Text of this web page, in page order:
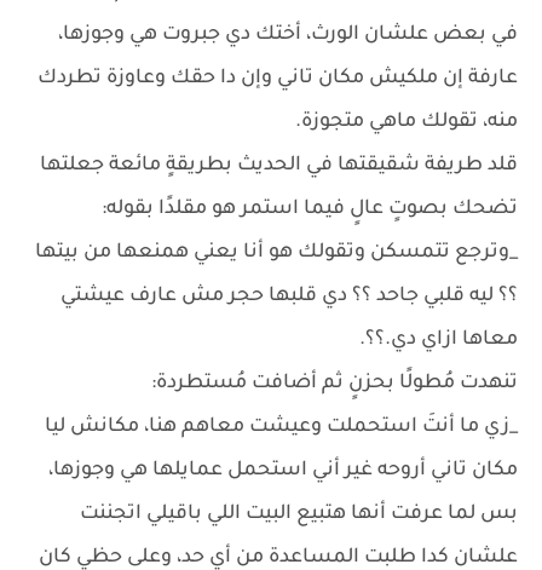
في بعض علشان الورث، أختك دي جبروت هي وجوزها،
عارفة إن ملكيش مكان تاني وإن دا حقك وعاوزة تطردك
منه، تقولك ماهي متجوزة.
قلد طريفة شقيقتها في الحديث بطريقةٍ مائعة جعلتها
تضحك بصوتٍ عالٍ فيما استمر هو مقلدًا بقوله:
_وترجع تتمسكن وتقولك هو أنا يعني همنعها من بيتها
؟؟ ليه قلبي جاحد ؟؟ دي قلبها حجر مش عارف عيشتي
معاها ازاي دي.؟؟.
تنهدت مُطولًا بحزنٍ ثم أضافت مُستطردة:
_زي ما أنتَ استحملت وعيشت معاهم هنا، مكانش ليا
مكان تاني أروحه غير أني استحمل عمايلها هي وجوزها،
بس لما عرفت أنها هتبيع البيت اللي باقيلي اتجننت
علشان كدا طلبت المساعدة من أي حد، وعلى حظي كان